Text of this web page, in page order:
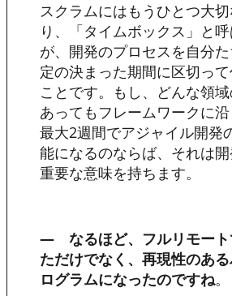
スクラムにはもうひとつ大
り、「タイムボックス」と
が、開発のプロセスを自分
定の決まった期間に区切っ
ことです。もし、どんな領
あってもフレームワークに
最大2週間でアジャイル開発
能になるのならば、それは
重要な意味を持ちます。
― なるほど、フルリモート
ただけでなく、再現性のあ
ログラムになったのですね。